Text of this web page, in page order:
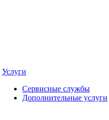
Услуги
Сервисные службы
Дополнительные услуги